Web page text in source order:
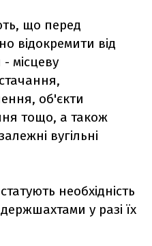
що перед
відокремити від
місцеву
об'єкти
тощо, а також
вугільні
необхідність
у разі їх